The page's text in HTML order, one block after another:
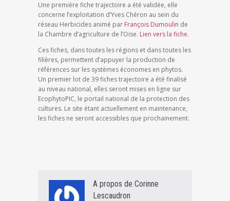
Une première fiche trajectoire a été validée, elle
concerne l’exploitation d’Yves Chéron au sein du
réseau Herbicides animé par François Dumoulin de
la Chambre d’agriculture de l’Oise. Lien vers la fiche.
Ces fiches, dans toutes les régions et dans toutes les
filières, permettent d’appuyer la production de
références sur les systèmes économes en phytos.
Un premier lot de 39 fiches trajectoire a été finalisé
au niveau national, elles seront mises en ligne sur
EcophytoPIC, le portail national de la protection des
cultures. Le site étant actuellement en maintenance,
les fiches ne seront accessibles que prochainement.
A propos de Corinne
Lescaudron